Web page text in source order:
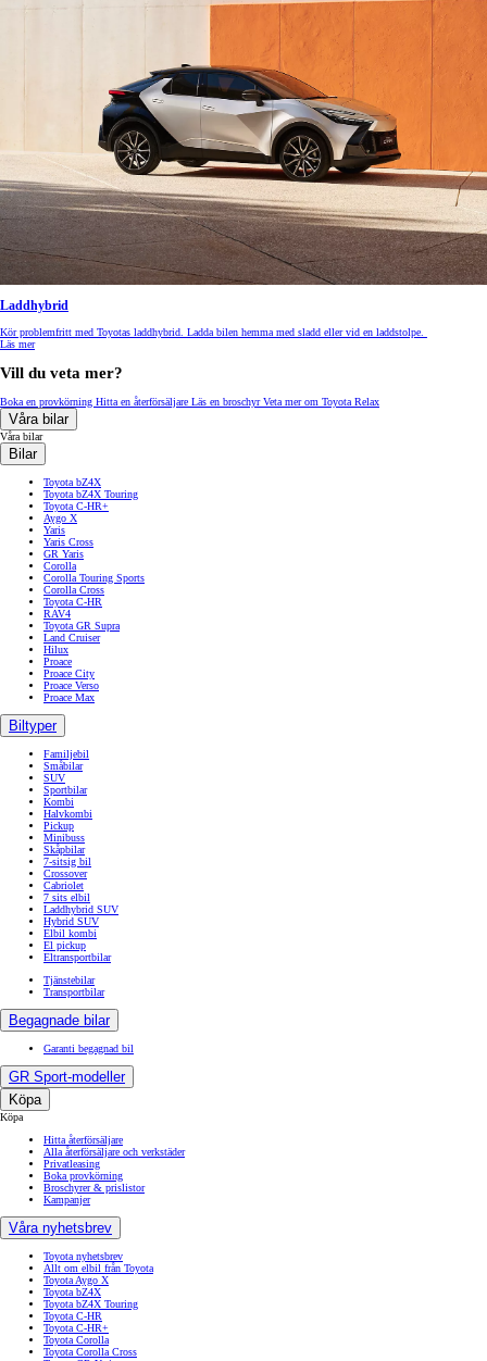
Laddhybrid
Kör problemfritt med Toyotas laddhybrid. Ladda bilen hemma med sladd eller vid en laddstolpe.
Läs mer
Vill du veta mer?
Boka en provkörning Hitta en återförsäljare Läs en broschyrVeta mer om Toyota Relax
Våra bilar
Våra bilar
Bilar
Toyota bZ4X
Toyota bZ4X Touring
Toyota C-HR+
Aygo X
Yaris
Yaris Cross
GR Yaris
Corolla
Corolla Touring Sports
Corolla Cross
Toyota C-HR
RAV4
Toyota GR Supra
Land Cruiser
Hilux
Proace
Proace City
Proace Verso
Proace Max
Biltyper
Familjebil
Småbilar
SUV
Sportbilar
Kombi
Halvkombi
Pickup
Minibuss
Skåpbilar
7-sitsig bil
Crossover
Cabriolet
7 sits elbil
Laddhybrid SUV
Hybrid SUV
Elbil kombi
El pickup
Eltransportbilar
Tjänstebilar
Transportbilar
Begagnade bilar
Garanti begagnad bil
GR Sport-modeller
Köpa
Köpa
Hitta återförsäljare
Alla återförsäljare och verkstäder
Privatleasing
Boka provkörning
Broschyrer & prislistor
Kampanjer
Våra nyhetsbrev
Toyota nyhetsbrev
Allt om elbil från Toyota
Toyota Aygo X
Toyota bZ4X
Toyota bZ4X Touring
Toyota C-HR
Toyota C-HR+
Toyota Corolla
Toyota Corolla Cross